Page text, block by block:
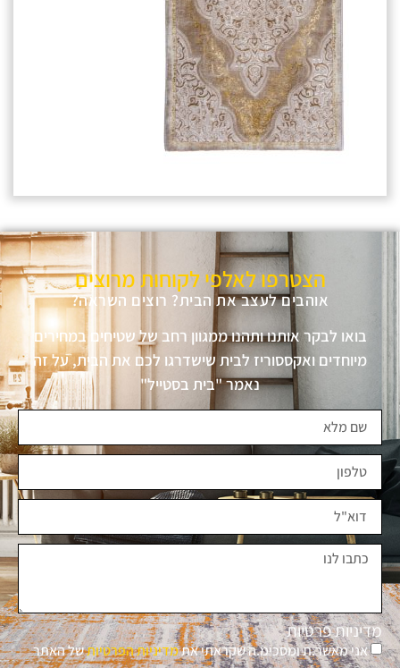
הצטרפו לאלפי לקוחות מרוצים
אוהבים לעצב את הבית? רוצים השראה?
בואו לבקר אותנו ותהנו ממגוון רחב של שטיחים במחירים
מיוחדים ואקססוריז לבית שישדרגו לכם את הבית, על זה
נאמר "בית בסטייל"
מדיניות פרטיות
אני מאשר.ת ומסכימ.ה שקראתי אתמדיניות הפרטיותשל האתר